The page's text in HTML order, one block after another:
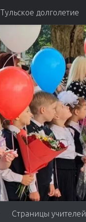
Тульское долголетие
Страницы учителей